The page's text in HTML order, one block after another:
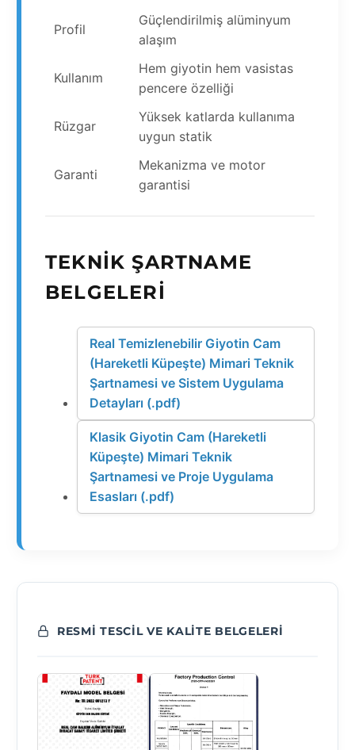
Profil
Güçlendirilmiş alüminyum
alaşım
Kullanım
Hem giyotin hem vasistas
pencere özelliği
Rüzgar
Yüksek katlarda kullanıma
uygun statik
Garanti
Mekanizma ve motor
garantisi
TEKNIK ŞARTNAME
BELGELERI
Real Temizlenebilir Giyotin Cam
(Hareketli Küpeşte) Mimari Teknik
Şartnamesi ve Sistem Uygulama
Detayları (.pdf)
Klasik Giyotin Cam (Hareketli
Küpeşte) Mimari Teknik
Şartnamesi ve Proje Uygulama
Esasları (.pdf)
RESMI TESCIL VE KALITE BELGELERI